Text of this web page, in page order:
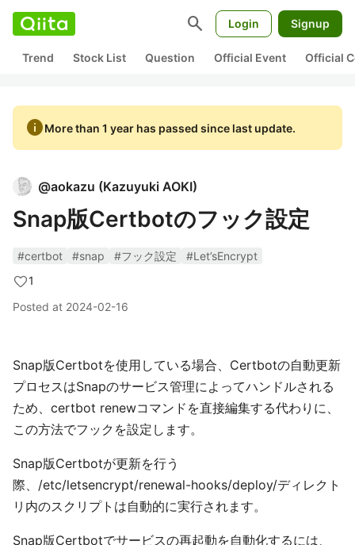
search Login Signup
Trend Stock List Question Official Event Official
infoMore than 1 year has passed since last update.
@aokazu (Kazuyuki AOKI)
Snap版Certbotのフック設定
#certbot #snap #フック設定
#Let’sEncrypt
1
Posted at 2024-02-16
Snap版Certbotを使用している場合、Certbotの自動更新
プロセスはSnapのサービス管理によってハンドルされる
ため、certbot renewコマンドを直接編集する代わりに、
この方法でフックを設定します。
Snap版Certbotが更新を行う
際、/etc/letsencrypt/renewal-hooks/deploy/ディレクト
リ内のスクリプトは自動的に実行されます。
Snap版Certbotでサービスの再起動を自動化するには、